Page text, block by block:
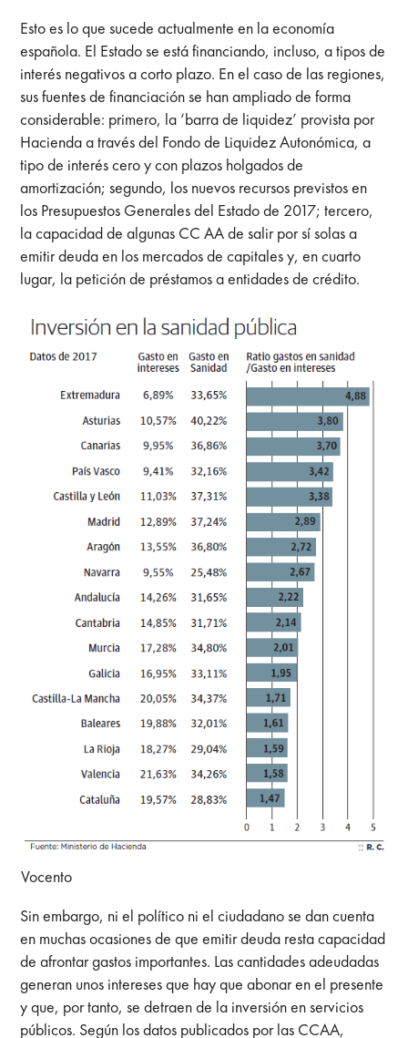
Esto es lo que sucede actualmente en la economía
española. El Estado se está financiando, incluso, a tipos de
interés negativos a corto plazo. En el caso de las regiones,
sus fuentes de financiación se han ampliado de forma
considerable: primero, la ‘barra de liquidez’ provista por
Hacienda a través del Fondo de Liquidez Autonómica, a
tipo de interés cero y con plazos holgados de
amortización; segundo, los nuevos recursos previstos en
los Presupuestos Generales del Estado de 2017; tercero,
la capacidad de algunas CC AA de salir por sí solas a
emitir deuda en los mercados de capitales y, en cuarto
lugar, la petición de préstamos a entidades de crédito.
Vocento
Sin embargo, ni el político ni el ciudadano se dan cuenta
en muchas ocasiones de que emitir deuda resta capacidad
de afrontar gastos importantes. Las cantidades adeudadas
generan unos intereses que hay que abonar en el presente
y que, por tanto, se detraen de la inversión en servicios
públicos. Según los datos publicados por las CCAA,